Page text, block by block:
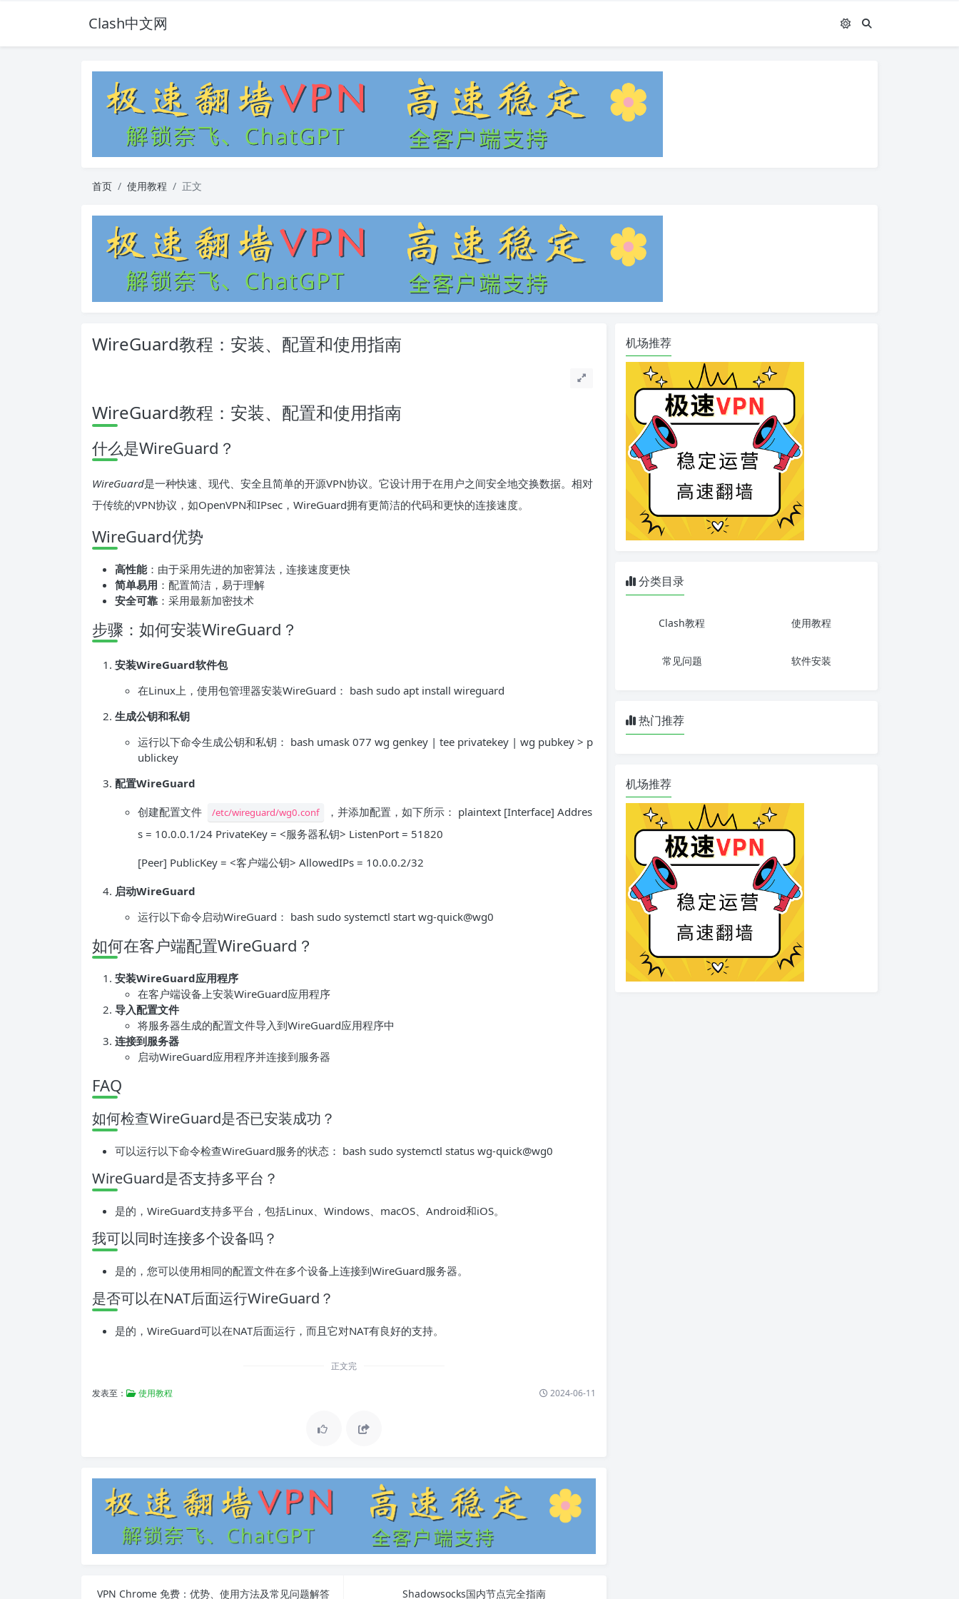
Clash中文网
首页 使用教程 正文
WireGuard教程：安装、配置和使用指南
WireGuard教程：安装、配置和使用指南
什么是WireGuard？
WireGuard是一种快速、现代、安全且简单的开源VPN协议。它设计用于在用户之间安全地交换数据。相对
于传统的VPN协议，如OpenVPN和IPsec，WireGuard拥有更简洁的代码和更快的连接速度。
WireGuard优势
高性能：由于采用先进的加密算法，连接速度更快
简单易用 ：配置简洁，易于理解
安全可靠 ：采用最新加密技术
步骤：如何安装WireGuard？
安装WireGuard软件包
在Linux上，使用包管理器安装WireGuard： bash sudo apt install wireguard
生成公钥和私钥
运行以下命令生成公钥和私钥： bash umask 077 wg genkey | tee privatekey | wg pubkey > p
ublickey
配置WireGuard
创建配置文件
/etc/wireguard/wg0.conf
，并添加配置，如下所示： plaintext [Interface] Addres
s = 10.0.0.1/24 PrivateKey = <服务器私钥> ListenPort = 51820
[Peer] PublicKey = <客户端公钥> AllowedIPs = 10.0.0.2/32
启动WireGuard
运行以下命令启动WireGuard： bash sudo systemctl start wg-quick@wg0
如何在客户端配置WireGuard？
安装WireGuard应用程序
在客户端设备上安装WireGuard应用程序
导入配置文件
将服务器生成的配置文件导入到WireGuard应用程序中
连接到服务器
启动WireGuard应用程序并连接到服务器
FAQ
如何检查WireGuard是否已安装成功？
可以运行以下命令检查WireGuard服务的状态： bash sudo systemctl status wg-quick@wg0
WireGuard是否支持多平台？
是的，WireGuard支持多平台，包括Linux、Windows、macOS、Android和iOS。
我可以同时连接多个设备吗？
是的，您可以使用相同的配置文件在多个设备上连接到WireGuard服务器。
是否可以在NAT后面运行WireGuard？
是的，WireGuard可以在NAT后面运行，而且它对NAT有良好的支持。
正文完
发表至： 使用教程 2024-06-11
VPN Chrome 免费：优势、使用方法及常见问题解答 Shadowsocks国内节点完全指南
机场推荐
分类目录
Clash教程 使用教程
常见问题 软件安装
热门推荐
机场推荐